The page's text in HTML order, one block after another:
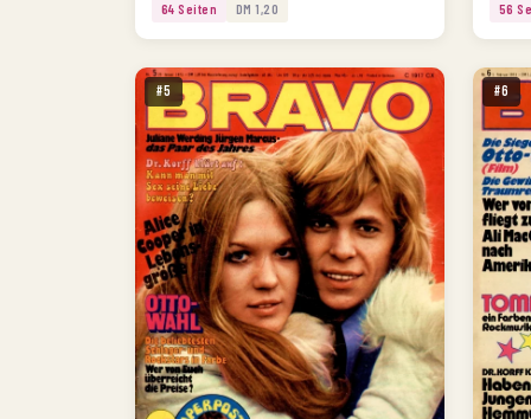
64 Seiten DM 1,20 56
#5 #6